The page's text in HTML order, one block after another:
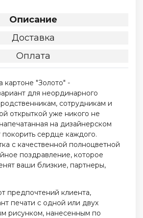
Описание
Доставка
Оплата
картоне "Золото" -
для неординарного
сотрудникам и
открыткой уже никого не
на дизайнерском
сердце каждого.
с качественной полноцветной
поздравление, которое
ваши близкие, партнеры,
предпочтений клиента,
печати с одной или двух
рисунком, нанесенным по